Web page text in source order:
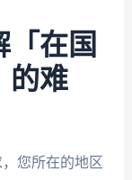
「在国
的难
您所在的地区